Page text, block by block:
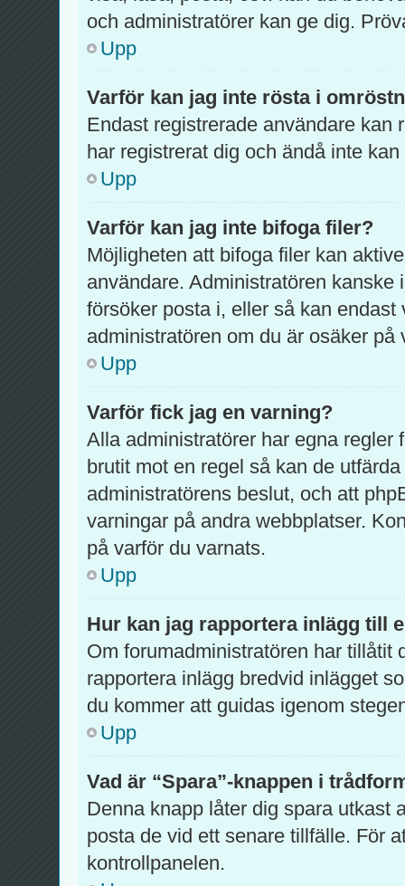
och administratörer kan ge dig.
Upp
Varför kan jag inte rösta i
Endast registrerade användare kan
har registrerat dig och ändå inte
Upp
Varför kan jag inte bifoga filer?
Möjligheten att bifoga filer kan
användare. Administratören
försöker posta i, eller så kan
administratören om du är osäker
Upp
Varför fick jag en varning?
Alla administratörer har egna regler
brutit mot en regel så kan de
administratörens beslut, och att
varningar på andra webbplatser.
på varför du varnats.
Upp
Hur kan jag rapportera inlägg till
Om forumadministratören har tillåtit
rapportera inlägg bredvid inlägget
du kommer att guidas igenom
Upp
Vad är “Spara”-knappen i
Denna knapp låter dig spara utkast
posta de vid ett senare tillfälle. För
kontrollpanelen.